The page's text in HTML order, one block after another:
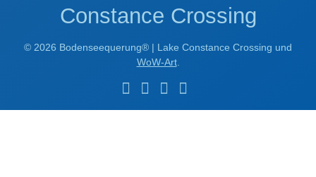
Constance Crossing
© 2026 Bodenseequerung® | Lake Constance Crossing und
WoW-Art.